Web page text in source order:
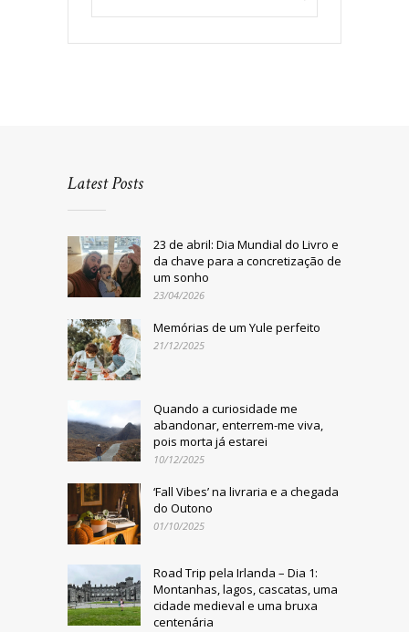
Latest Posts
23 de abril: Dia Mundial do Livro e
da chave para a concretização de
um sonho
23/04/2026
Memórias de um Yule perfeito
21/12/2025
Quando a curiosidade me
abandonar, enterrem-me viva,
pois morta já estarei
10/12/2025
‘Fall Vibes’ na livraria e a chegada
do Outono
01/10/2025
Road Trip pela Irlanda – Dia 1:
Montanhas, lagos, cascatas, uma
cidade medieval e uma bruxa
centenária